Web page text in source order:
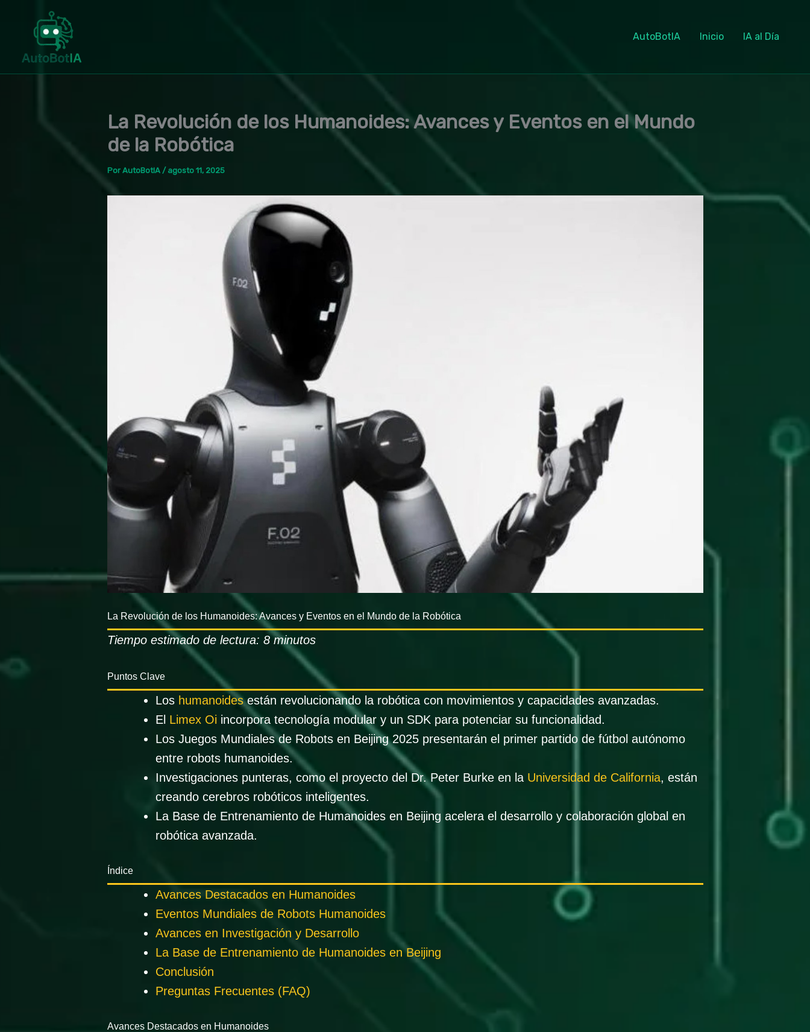
contenido
AutoBotIA Inicio IA al Día
La Revolución de los Humanoides: Avances y Eventos en el Mundo
de la Robótica
Por AutoBotIA / agosto 11, 2025
La Revolución de los Humanoides: Avances y Eventos en el Mundo de la Robótica
Tiempo estimado de lectura: 8 minutos
Puntos Clave
Los humanoidesestán revolucionando la robótica con movimientos y capacidades avanzadas.
El Limex Oiincorpora tecnología modular y un SDK para potenciar su funcionalidad.
Los Juegos Mundiales de Robots en Beijing 2025 presentarán el primer partido de fútbol autónomo
entre robots humanoides.
Investigaciones punteras, como el proyecto del Dr. Peter Burke en la Universidad de California, están
creando cerebros robóticos inteligentes.
La Base de Entrenamiento de Humanoides en Beijing acelera el desarrollo y colaboración global en
robótica avanzada.
Índice
Avances Destacados en Humanoides
Eventos Mundiales de Robots Humanoides
Avances en Investigación y Desarrollo
La Base de Entrenamiento de Humanoides en Beijing
Conclusión
Preguntas Frecuentes (FAQ)
Avances Destacados en Humanoides